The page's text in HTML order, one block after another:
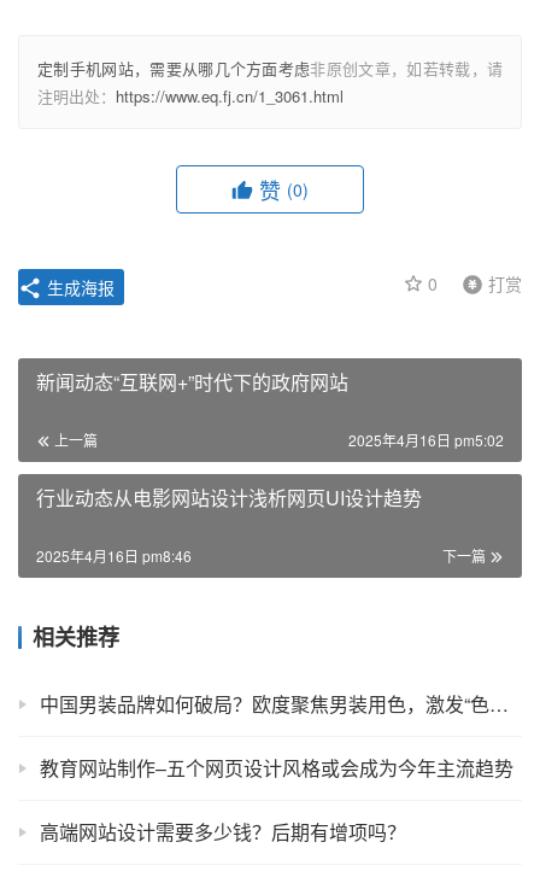
定制手机网站，需要从哪几个方面考虑非原创文章，如若转载，请
注明出处： https://www.eq.fj.cn/1_3061.html
赞 (0)
0 打赏
生成海报
新闻动态“互联网+”时代下的政府网站
上一篇 2025年4月16日 pm5:02
行业动态从电影网站设计浅析网页UI设计趋势
下一篇
2025年4月16日 pm8:46
相关推荐
中国男装品牌如何破局？欧度聚焦男装用色，激发“色彩经济”潜能！
教育网站制作–五个网页设计风格或会成为今年主流趋势
高端网站设计需要多少钱？后期有增项吗？